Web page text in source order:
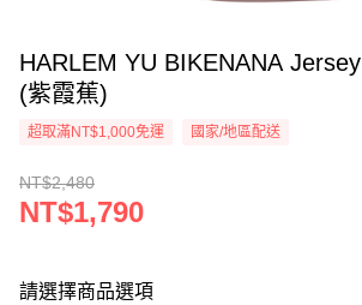
HARLEM YU BIKENANA
(紫霞蕉)
超取滿NT$1,000免運 國家/地區配送
NT$2,480
NT$1,790
請選擇商品選項